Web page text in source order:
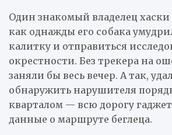
Один знакомый владелец хаски
как однажды его собака
калитку и отправиться
окрестности. Без трекера на
заняли бы весь вечер. А так,
обнаружить нарушителя
кварталом — всю дорогу
данные о маршруте беглеца.